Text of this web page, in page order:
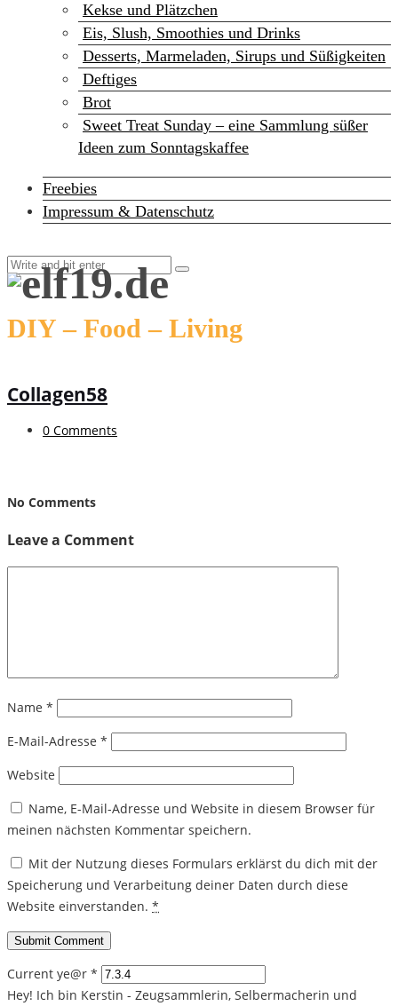
Kekse und Plätzchen
Eis, Slush, Smoothies und Drinks
Desserts, Marmeladen, Sirups und Süßigkeiten
Deftiges
Brot
Sweet Treat Sunday – eine Sammlung süßer
Ideen zum Sonntagskaffee
Freebies
Impressum & Datenschutz
DIY – Food – Living
Collagen58
0 Comments
No Comments
Leave a Comment
Name *
E-Mail-Adresse *
Website
Name, E-Mail-Adresse und Website in diesem Browser für
meinen nächsten Kommentar speichern.
Mit der Nutzung dieses Formulars erklärst du dich mit der
Speicherung und Verarbeitung deiner Daten durch diese
Website einverstanden. *
Current ye@r *
Hey! Ich bin Kerstin - Zeugsammlerin, Selbermacherin und